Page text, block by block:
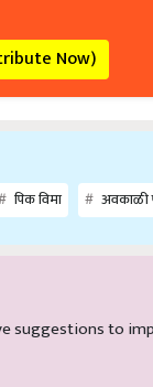
Now)
पिक विमा अवकाळी
suggestions to